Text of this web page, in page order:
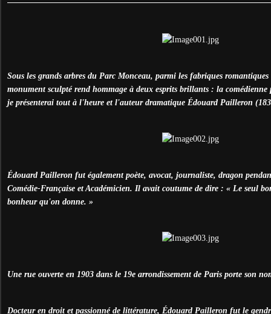
Sous les grands arbres du Parc Monceau, parmi les fabriques
monument sculpté rend hommage à deux esprits brillants : la comédienne
je présenterai tout à l'heure et l'auteur dramatique Édouard Pailleron
Édouard Pailleron fut également poète, avocat, journaliste, dragon
Comédie-Française et Académicien. Il avait coutume de dire : « Le seul
bonheur qu'on donne. »
Une rue ouverte en 1903 dans le 19e arrondissement de Paris porte son
Docteur en droit et passionné de littérature, Édouard Pailleron fut le